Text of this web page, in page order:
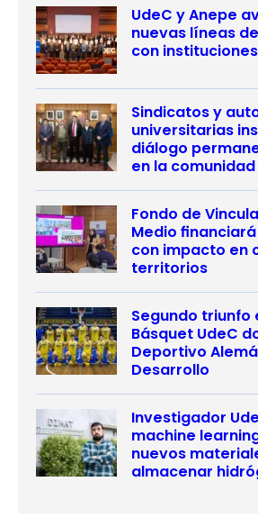
UdeC y Anepe
nuevas líneas
con
Sindicatos y
universitarias
diálogo
en la
Fondo de
Medio
con impacto en
territorios
Segundo triunfo
Básquet UdeC
Deportivo
Desarrollo
Investigador
machine
nuevos
almacenar